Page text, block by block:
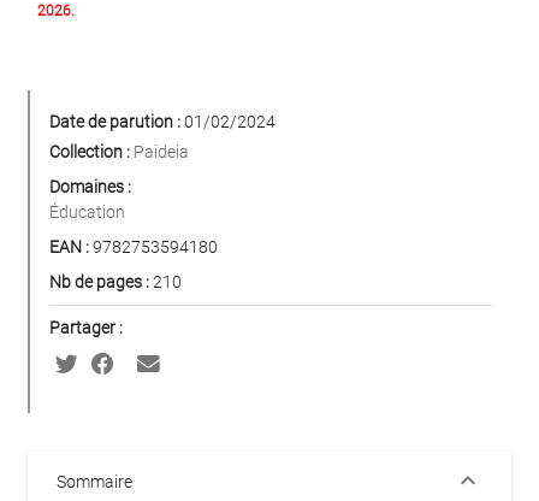
2026.
Date de parution :01/02/2024
Collection : Paideia
Domaines :
Éducation
EAN :9782753594180
Nb de pages :210
Partager :
Sommaire keyboard_arrow_down